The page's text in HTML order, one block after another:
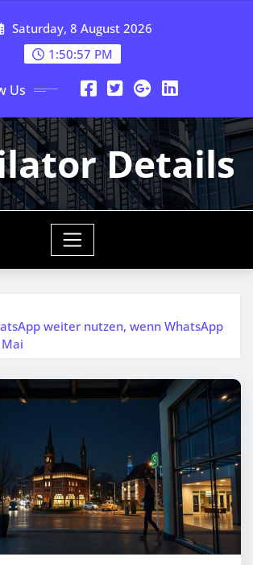
Saturday, 8 August 2026
1:50:57 PM
Us
Details
weiter nutzen, wenn WhatsApp